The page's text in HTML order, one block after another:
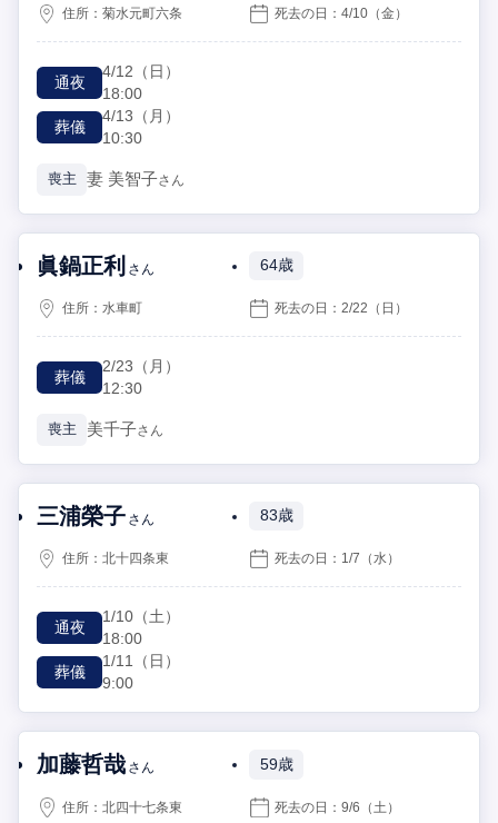
住所：菊水元町六条 死去の日：4/10 （金）
通夜
4/12 （日）
18:00
葬儀
4/13 （月）
10:30
喪主 妻 美智子さん
眞鍋正利 さん 64歳
住所：水車町 死去の日：2/22 （日）
葬儀
2/23 （月）
12:30
喪主 美千子さん
三浦榮子 さん 83歳
住所：北十四条東 死去の日： 1/7 （水）
通夜
1/10 （土）
18:00
葬儀
1/11 （日）
9:00
加藤哲哉 さん 59歳
住所：北四十七条東 死去の日：9/6 （土）